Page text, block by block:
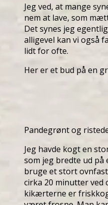
Jeg ved, at mange
nem at lave, som
Det synes jeg
alligevel kan vi også
lidt for ofte.
Her er et bud på en
Pandegrønt og
Jeg havde kogt en
som jeg bredte ud på
bruge et stort
cirka 20 minutter
kikærterne er